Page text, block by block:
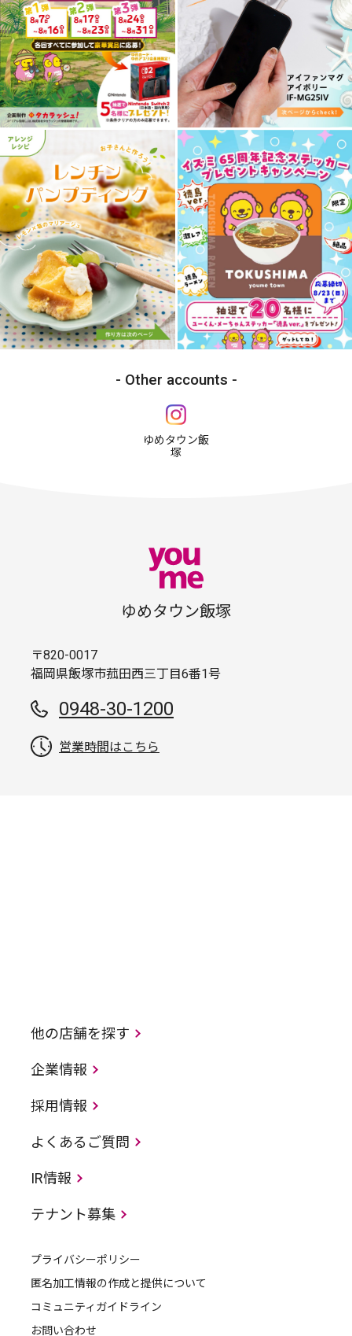
Other accounts
ゆめタウン飯
塚
ゆめタウン飯塚
〒820-0017
福岡県飯塚市菰田西三丁目6番1号
0948-30-1200
営業時間はこちら
他の店舗を探す
企業情報
採用情報
よくあるご質問
IR情報
テナント募集
プライバシーポリシー
匿名加工情報の作成と提供について
コミュニティガイドライン
お問い合わせ